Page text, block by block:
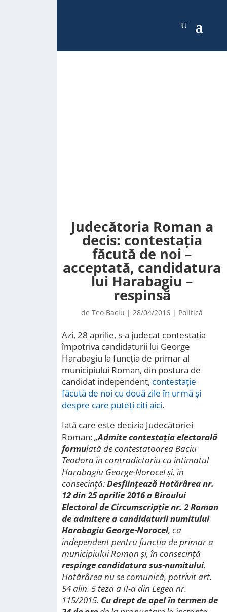
Judecătoria Roman a
decis: contestația
făcută de noi –
acceptată, candidatura
lui Harabagiu –
respinsă
de Teo Baciu | 28/04/2016 | Politică
Azi, 28 aprilie, s-a judecat contestația
împotriva candidaturii lui George
Harabagiu la funcția de primar al
municipiului Roman, din postura de
candidat independent, contestație
făcută de noi cu două zile în urmă și
despre care puteți citi aici.
Iată care este decizia Judecătoriei
Roman:„Admite contestaţia electorală
formulată de contestatoarea Baciu
Teodora în contradictoriu cu intimatul
Harabagiu George-Norocel şi, în
consecinţă:Desfiinţează Hotărârea nr.
12 din 25 aprilie 2016 a Biroului
Electoral de Circumscripţie nr. 2 Roman
de admitere a candidaturii numitului
Harabagiu George-Norocel, ca
independent pentru funcţia de primar a
municipiului Roman şi, în consecinţă
respinge candidatura sus-numitului.
Hotărârea nu se comunică, potrivit art.
54 alin. 5 teza a II-a din Legea nr.
115/2015. Cu drept de apel în termen de